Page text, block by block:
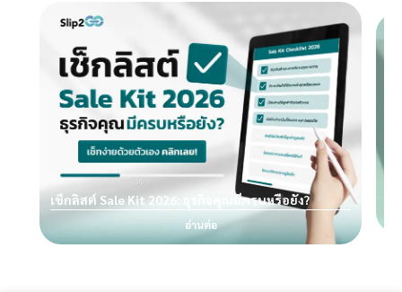
เช็กลิสต์ Sale Kit 2026: ธุรกิจคุณมีครบหรือยัง?
อ่านต่อ